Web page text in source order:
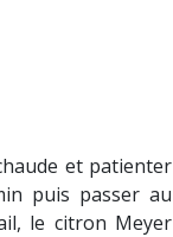
et patienter
puis passer au
le citron Meyer